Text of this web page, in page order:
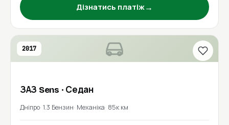
Дізнатись платіж→
2017
ЗАЗ Sens · Седан
Дніпро 1.3 Бензин Механіка 85к км